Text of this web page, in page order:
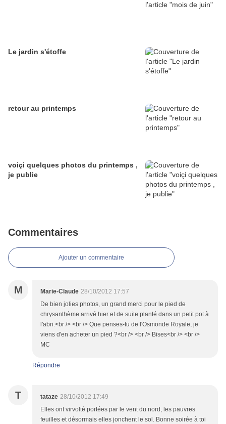
Le jardin s'étoffe
retour au printemps
voiçi quelques photos du printemps ,
je publie
Commentaires
Ajouter un commentaire
M Marie-Claude 28/10/2012 17:57
De bien jolies photos, un grand merci pour le pied de
chrysanthème arrivé hier et de suite planté dans un petit pot à
l'abri.<br /> <br /> Que penses-tu de l'Osmonde Royale, je
viens d'en acheter un pied ?<br /> <br /> Bises<br /> <br />
MC
Répondre
T tataze 28/10/2012 17:49
Elles ont virvolté portées par le vent du nord, les pauvres
feuilles et désormais elles jonchent le sol. Bonne soirée à toi